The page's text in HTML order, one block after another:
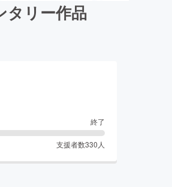
タリー作品
終了
支援者数330 人